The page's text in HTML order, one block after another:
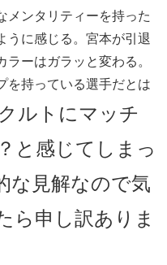
メンタリティーを持った
うに感じる。宮本が引退
ーはガラッと変わる。
を持っている選手だとは
ルトにマッチ
と感じてしまっ
な見解なので気
ら申し訳ありま